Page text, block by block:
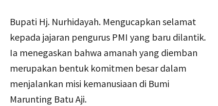
Bupati Hj. Nurhidayah. Mengucapkan selamat
kepada jajaran pengurus PMI yang baru dilantik.
Ia menegaskan bahwa amanah yang diemban
merupakan bentuk komitmen besar dalam
menjalankan misi kemanusiaan di Bumi
Marunting Batu Aji.